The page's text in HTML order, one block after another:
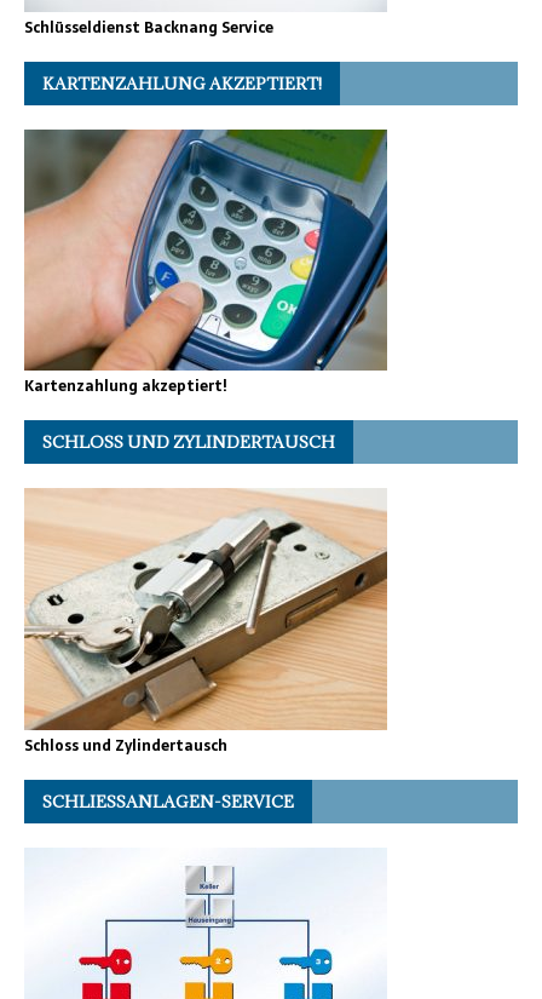
Schlüsseldienst Backnang Service
KARTENZAHLUNG AKZEPTIERT!
Kartenzahlung akzeptiert!
SCHLOSS UND ZYLINDERTAUSCH
Schloss und Zylindertausch
SCHLIESSANLAGEN-SERVICE